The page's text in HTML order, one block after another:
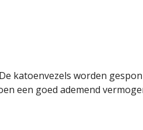
katoenvezels worden
een goed ademend